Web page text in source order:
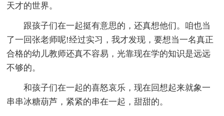
天才的世界。
跟孩子们在一起挺有意思的，还真想他们。咱也当
了一回张老师呢!经过实习，我才发现，要想当一名真正
合格的幼儿教师还真不容易，光靠现在学的知识是远远
不够的。
和孩子们在一起的喜怒哀乐，现在回想起来就象一
串串冰糖葫芦，紧紧的串在一起，甜甜的。